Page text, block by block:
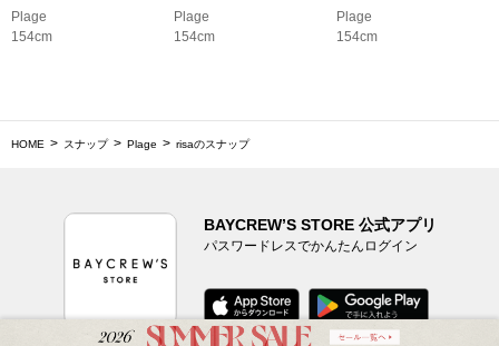
Plage
154cm
Plage
154cm
Plage
154cm
HOME スナップ Plage risaのスナップ
BAYCREW’S STORE 公式アプリ
パスワードレスでかんたんログイン